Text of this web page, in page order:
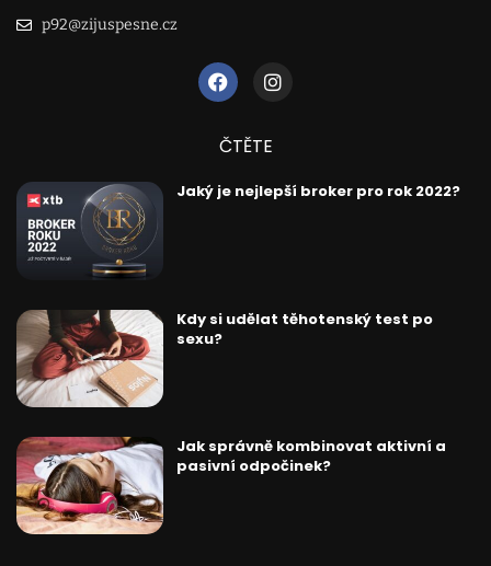
p92@zijuspesne.cz
ČTĚTE
Jaký je nejlepší broker pro rok 2022?
Kdy si udělat těhotenský test po
sexu?
Jak správně kombinovat aktivní a
pasivní odpočinek?